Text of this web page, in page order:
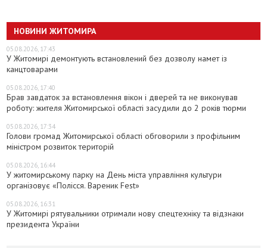
НОВИНИ ЖИТОМИРА
05.08.2026, 17:43
У Житомирі демонтують встановлений без дозволу намет із
канцтоварами
05.08.2026, 17:40
Брав завдаток за встановлення вікон і дверей та не виконував
роботу: жителя Житомирської області засудили до 2 років тюрми
05.08.2026, 17:34
Голови громад Житомирської області обговорили з профільним
міністром розвиток територій
05.08.2026, 16:44
У житомирському парку на День міста управління культури
організовує «Полісся. Вареник Fest»
05.08.2026, 16:31
У Житомирі рятувальники отримали нову спецтехніку та відзнаки
президента України